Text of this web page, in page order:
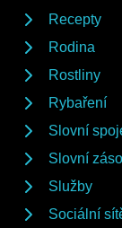
Recepty
Rodina
Rostliny
Rybaření
Slovní
Slovní
Služby
Sociální